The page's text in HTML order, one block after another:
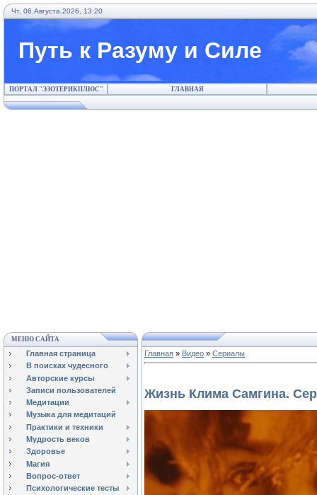
Чт, 06.Августа.2026, 13:20
Путь к Разуму и Силе
ПОРТАЛ "ЭЗОТЕРИКПЛЮС" ГЛАВНАЯ
МЕНЮ САЙТА
Главная страница
В поисках чудесного
Авторские курсы
Записи пользователей
Медитации
Музыка для медитаций
Практики и техники
Мудрость веков
Здоровье
Магия
Вопрос-ответ
Психологические тесты
Главная » Видео » Сериалы
Жизнь Клима Самгина.